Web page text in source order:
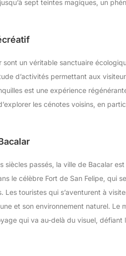
sept teintes magiques, un
sont un véritable sanctuaire
d’activités permettant aux
est une expérience
les cénotes voisins, en
passés, la ville de Bacalar
le célèbre Fort de San Felipe, qui
Les touristes qui s’aventurent à
et son environnement naturel.
qui va au-delà du visuel,